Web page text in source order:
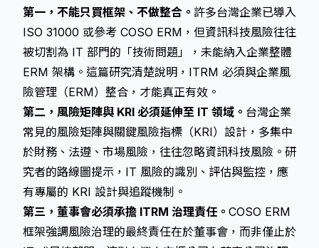
第一，不能只買框架、不做整合。 許多台灣企業已導入
ISO 31000 或參考 COSO ERM，但資訊科技風險往往
被切割為 IT 部門的「技術問題」，未能納入企業整體
ERM 架構。這篇研究清楚說明，ITRM 必須與企業風
險管理（ERM）整合，才能真正有效。
第二，風險矩陣與 KRI 必須延伸至 IT 領域。 台灣企業
常見的風險矩陣與關鍵風險指標（KRI）設計，多集中
於財務、法遵、市場風險，往往忽略資訊科技風險。研
究者的路線圖提示，IT 風險的識別、評估與監控，應
有專屬的 KRI 設計與追蹤機制。
第三，董事會必須承擔 ITRM 治理責任。 COSO ERM
框架強調風險治理的最終責任在於董事會，而非僅止於